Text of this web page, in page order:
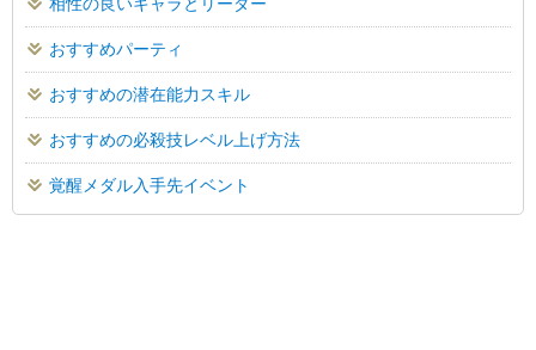
おすすめパーティ
おすすめの潜在能力スキル
おすすめの必殺技レベル上げ方法
覚醒メダル入手先イベント